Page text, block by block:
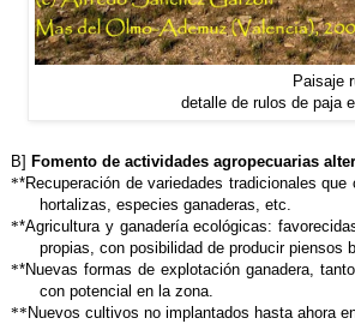
Paisaje
detalle de rulos de paja
B] Fomento de actividades agropecuarias
**Recuperación de variedades tradicionales
hortalizas, especies ganaderas, etc.
**Agricultura y ganadería ecológicas:
propias, con posibilidad de producir piensos
**Nuevas formas de explotación ganadera,
con potencial en la zona.
** Nuevos cultivos no implantados hasta ahora